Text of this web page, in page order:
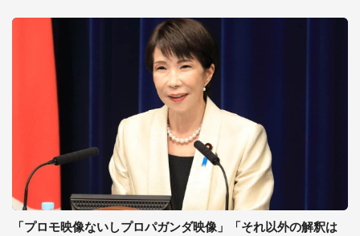
「プロモ映像ないしプロパガンダ映像」「それ以外の解釈は